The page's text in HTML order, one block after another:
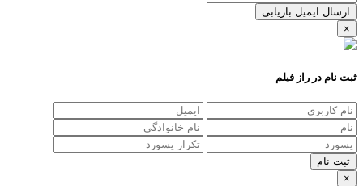
ارسال ایمیل بازیابی
×
ثبت نام در راز فیلم
×